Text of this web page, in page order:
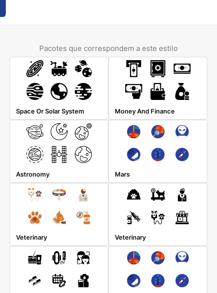
Pacotes que correspondem a este estilo
Space Or Solar System Money And Finance
Astronomy Mars
Veterinary Veterinary